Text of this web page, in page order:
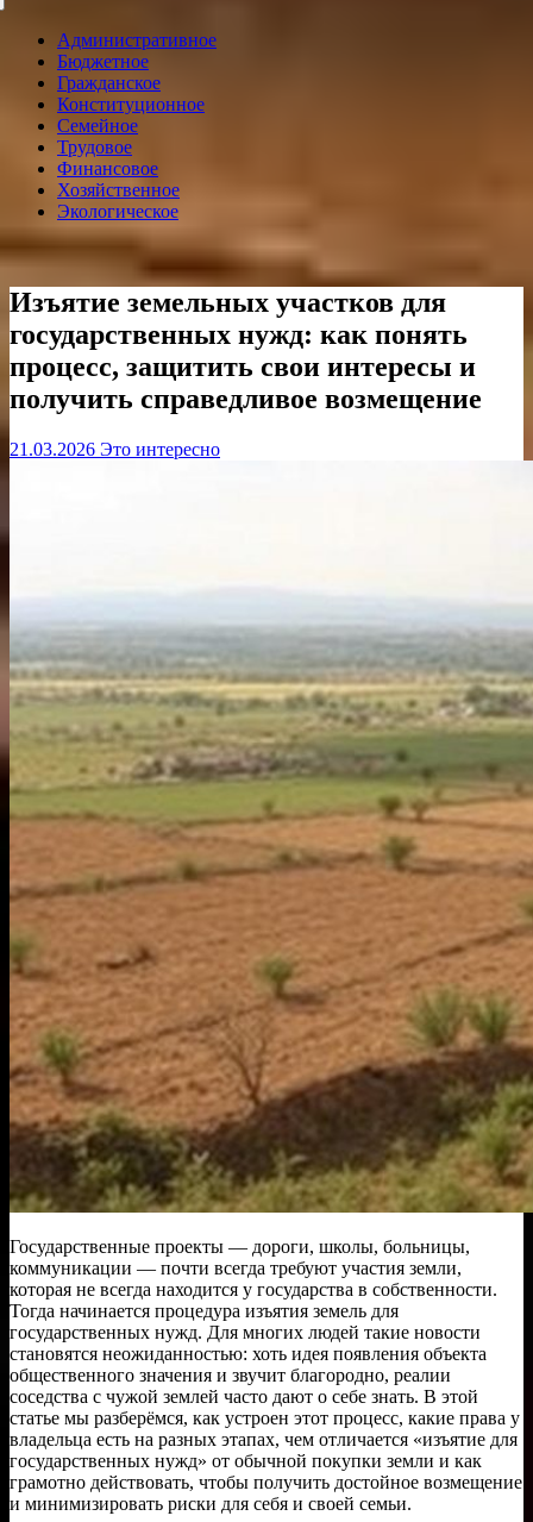
Административное
Бюджетное
Гражданское
Конституционное
Семейное
Трудовое
Финансовое
Хозяйственное
Экологическое
Изъятие земельных участков для
государственных нужд: как понять
процесс, защитить свои интересы и
получить справедливое возмещение
21.03.2026 Это интересно
Государственные проекты — дороги, школы, больницы,
коммуникации — почти всегда требуют участия земли,
которая не всегда находится у государства в собственности.
Тогда начинается процедура изъятия земель для
государственных нужд. Для многих людей такие новости
становятся неожиданностью: хоть идея появления объекта
общественного значения и звучит благородно, реалии
соседства с чужой землей часто дают о себе знать. В этой
статье мы разберёмся, как устроен этот процесс, какие права у
владельца есть на разных этапах, чем отличается «изъятие для
государственных нужд» от обычной покупки земли и как
грамотно действовать, чтобы получить достойное возмещение
и минимизировать риски для себя и своей семьи.